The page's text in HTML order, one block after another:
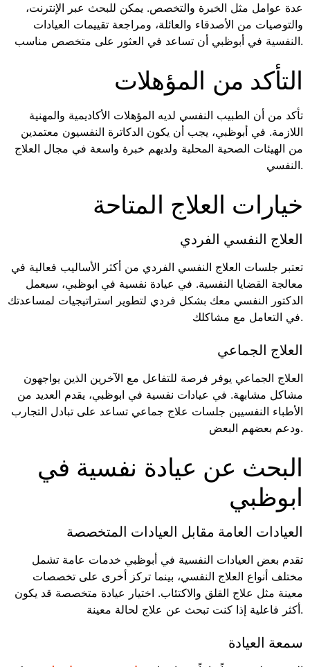
عدة عوامل مثل الخبرة والتخصص. يمكن للبحث عبر الإنترنت،
والتوصيات من الأصدقاء والعائلة، ومراجعة تقييمات العيادات
النفسية في أبوظبي أن تساعد في العثور على متخصص مناسب.
التأكد من المؤهلات
تأكد من أن الطبيب النفسي لديه المؤهلات الأكاديمية والمهنية
اللازمة. في أبوظبي، يجب أن يكون الدكاترة النفسيون معتمدين
من الهيئات الصحية المحلية ولديهم خبرة واسعة في مجال العلاج
النفسي.
خيارات العلاج المتاحة
العلاج النفسي الفردي
تعتبر جلسات العلاج النفسي الفردي من أكثر الأساليب فعالية في
معالجة القضايا النفسية. في عيادة نفسية في ابوظبي، سيعمل
الدكتور النفسي معك بشكل فردي لتطوير استراتيجيات لمساعدتك
في التعامل مع مشاكلك.
العلاج الجماعي
العلاج الجماعي يوفر فرصة للتفاعل مع الآخرين الذين يواجهون
مشاكل مشابهة. في عيادات نفسية في ابوظبي، يقدم العديد من
الأطباء النفسيين جلسات علاج جماعي تساعد على تبادل التجارب
ودعم بعضهم البعض.
البحث عن عيادة نفسية في
ابوظبي
العيادات العامة مقابل العيادات المتخصصة
تقدم بعض العيادات النفسية في أبوظبي خدمات عامة تشمل
مختلف أنواع العلاج النفسي، بينما تركز أخرى على تخصصات
معينة مثل علاج القلق والاكتئاب. اختيار عيادة متخصصة قد يكون
أكثر فاعلية إذا كنت تبحث عن علاج لحالة معينة.
سمعة العيادة